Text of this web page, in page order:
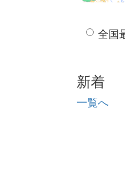
全国
新着
一覧へ